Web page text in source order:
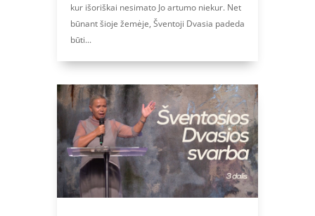
kur išoriškai nesimato Jo artumo niekur. Net
būnant šioje žemėje, Šventoji Dvasia padeda
būti...